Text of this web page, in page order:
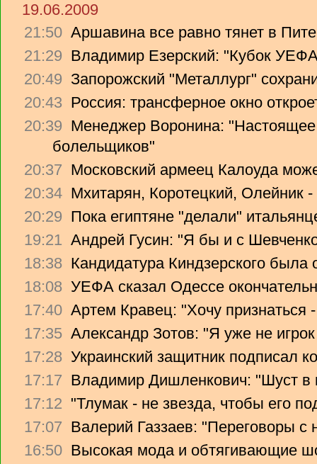
19.06.2009
21:50 Аршавина все равно тянет в
21:29 Владимир Езерский: "Кубок
20:49 Запорожский "Металлург"
20:43 Россия: трансферное окно
20:39 Менеджер Воронина: "Настоящее
болельщиков"
20:37 Московский армеец Калоуда
20:34 Мхитарян, Коротецкий, Олейник -
20:29 Пока египтяне "делали"
19:21 Андрей Гусин: "Я бы и с
18:38 Кандидатура Киндзерского была
18:08 УЕФА сказал Одессе
17:40 Артем Кравец: "Хочу признаться
17:35 Александр Зотов: "Я уже не
17:28 Украинский защитник подписал
17:17 Владимир Дишленкович: "Шуст в
17:12 "Тлумак - не звезда, чтобы его
17:07 Валерий Газзаев: "Переговоры с
16:50 Высокая мода и обтягивающие